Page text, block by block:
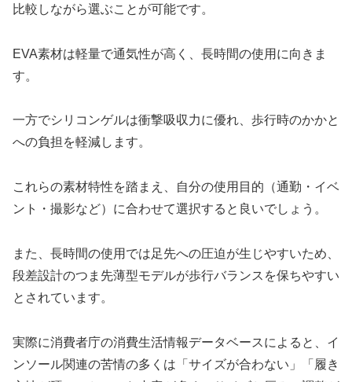
比較しながら選ぶことが可能です。
EVA素材は軽量で通気性が高く、長時間の使用に向きま
す。
一方でシリコンゲルは衝撃吸収力に優れ、歩行時のかかと
への負担を軽減します。
これらの素材特性を踏まえ、自分の使用目的（通勤・イベ
ント・撮影など）に合わせて選択すると良いでしょう。
また、長時間の使用では足先への圧迫が生じやすいため、
段差設計のつま先薄型モデルが歩行バランスを保ちやすい
とされています。
実際に消費者庁の消費生活情報データベースによると、イ
ンソール関連の苦情の多くは「サイズが合わない」「履き